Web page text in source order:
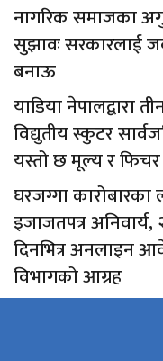
नागरिक समाजका
सुझावः सरकारलाई
बनाऊ
याडिया नेपालद्वारा
विद्युतीय स्कुटर
यस्तो छ मूल्य र फिचर
घरजग्गा कारोबारका
इजाजतपत्र अनिवार्य,
दिनभित्र अनलाइन
विभागको आग्रह